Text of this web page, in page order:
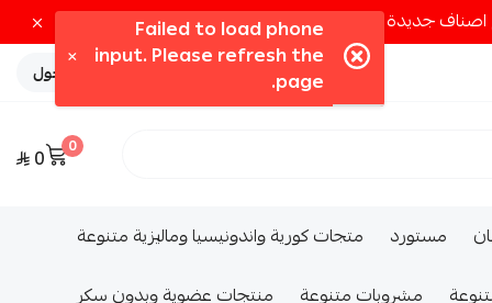
تسجيل الدخول
0
0
مستورد
متجات كورية واندونيسيا وماليزية متنوعة
مشروبات متنوعة منتجات عضوية وبدون سكر